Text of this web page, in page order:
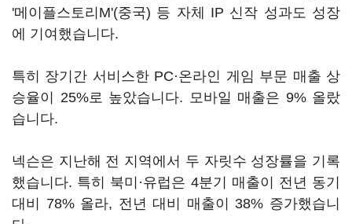
'메이플스토리M'(중국) 등 자체 IP 신작 성과도 성장
에 기여했습니다.
특히 장기간 서비스한 PC·온라인 게임 부문 매출 상
승율이 25%로 높았습니다. 모바일 매출은 9% 올랐
습니다.
넥슨은 지난해 전 지역에서 두 자릿수 성장률을 기록
했습니다. 특히 북미·유럽은 4분기 매출이 전년 동기
대비 78% 올라, 전년 대비 매출이 38% 증가했습니